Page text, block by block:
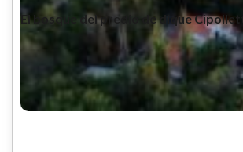
El bosque del predio de dique Cipolletti